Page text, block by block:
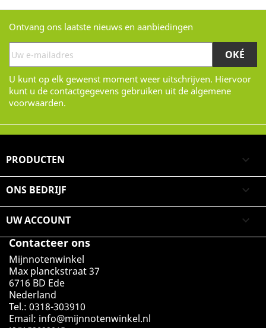
Ontvang ons laatste nieuws en aanbiedingen
U kunt op elk gewenst moment weer uitschrijven. Hiervoor
kunt u de contactgegevens gebruiken uit de algemene
voorwaarden.
PRODUCTEN 
ONS BEDRIJF 
UW ACCOUNT

Contacteer ons
Mijnnotenwinkel
Max planckstraat 37
6716 BD Ede
Nederland
Tel.: 0318-303910
Email: info@mijnnotenwinkel.nl